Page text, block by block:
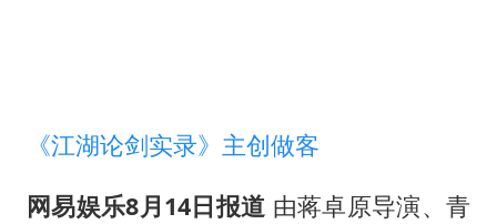
夯实基础开新局
《江湖论剑实录》主创做客
网易娱乐8月14日报道 由蒋卓原导演、青